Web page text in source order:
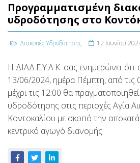
Προγραμματισμένη
υδροδότησης στο
Διακοπές Υδροδότησης 12 Ιουνίου
H ΔΙΑΔ.Ε.Υ.Α.Κ. σας ενημερώνει ότι
13/06/2024, ημέρα Πέμπτη, από τις
μέχρι τις 12:00 θα
υδροδότησης στις περιοχές Αγία
Κοντοκαλίου με σκοπό την
κεντρικό αγωγό διανομής.